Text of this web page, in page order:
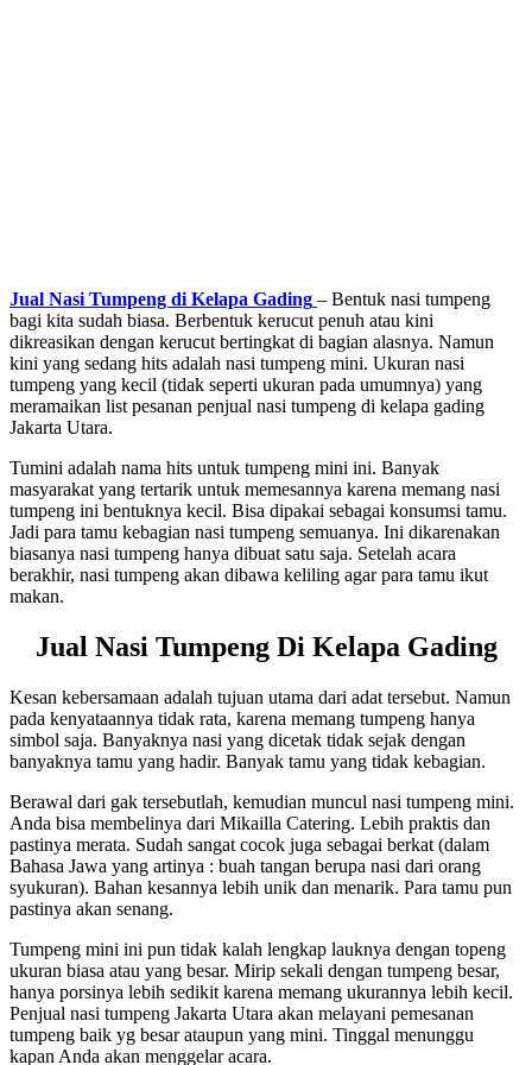
Jual Nasi Tumpeng di Kelapa Gading – Bentuk nasi tumpeng
bagi kita sudah biasa. Berbentuk kerucut penuh atau kini
dikreasikan dengan kerucut bertingkat di bagian alasnya. Namun
kini yang sedang hits adalah nasi tumpeng mini. Ukuran nasi
tumpeng yang kecil (tidak seperti ukuran pada umumnya) yang
meramaikan list pesanan penjual nasi tumpeng di kelapa gading
Jakarta Utara.
Tumini adalah nama hits untuk tumpeng mini ini. Banyak
masyarakat yang tertarik untuk memesannya karena memang nasi
tumpeng ini bentuknya kecil. Bisa dipakai sebagai konsumsi tamu.
Jadi para tamu kebagian nasi tumpeng semuanya. Ini dikarenakan
biasanya nasi tumpeng hanya dibuat satu saja. Setelah acara
berakhir, nasi tumpeng akan dibawa keliling agar para tamu ikut
makan.
Jual Nasi Tumpeng Di Kelapa Gading
Kesan kebersamaan adalah tujuan utama dari adat tersebut. Namun
pada kenyataannya tidak rata, karena memang tumpeng hanya
simbol saja. Banyaknya nasi yang dicetak tidak sejak dengan
banyaknya tamu yang hadir. Banyak tamu yang tidak kebagian.
Berawal dari gak tersebutlah, kemudian muncul nasi tumpeng mini.
Anda bisa membelinya dari Mikailla Catering. Lebih praktis dan
pastinya merata. Sudah sangat cocok juga sebagai berkat (dalam
Bahasa Jawa yang artinya : buah tangan berupa nasi dari orang
syukuran). Bahan kesannya lebih unik dan menarik. Para tamu pun
pastinya akan senang.
Tumpeng mini ini pun tidak kalah lengkap lauknya dengan topeng
ukuran biasa atau yang besar. Mirip sekali dengan tumpeng besar,
hanya porsinya lebih sedikit karena memang ukurannya lebih kecil.
Penjual nasi tumpeng Jakarta Utara akan melayani pemesanan
tumpeng baik yg besar ataupun yang mini. Tinggal menunggu
kapan Anda akan menggelar acara.